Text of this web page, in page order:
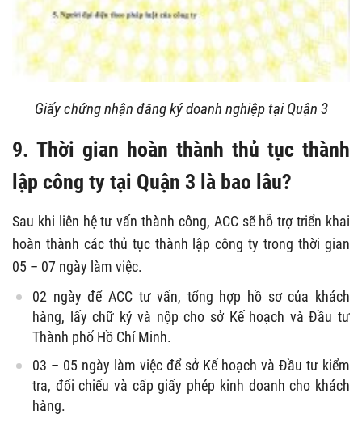
Giấy chứng nhận đăng ký doanh nghiệp tại Quận 3
9. Thời gian hoàn thành thủ tục thành
lập công ty tại Quận 3 là bao lâu?
Sau khi liên hệ tư vấn thành công, ACC sẽ hỗ trợ triển khai
hoàn thành các thủ tục thành lập công ty trong thời gian
05 – 07 ngày làm việc.
02 ngày để ACC tư vấn, tổng hợp hồ sơ của khách
hàng, lấy chữ ký và nộp cho sở Kế hoạch và Đầu tư
Thành phố Hồ Chí Minh.
03 – 05 ngày làm việc để sở Kế hoạch và Đầu tư kiểm
tra, đối chiếu và cấp giấy phép kinh doanh cho khách
hàng.